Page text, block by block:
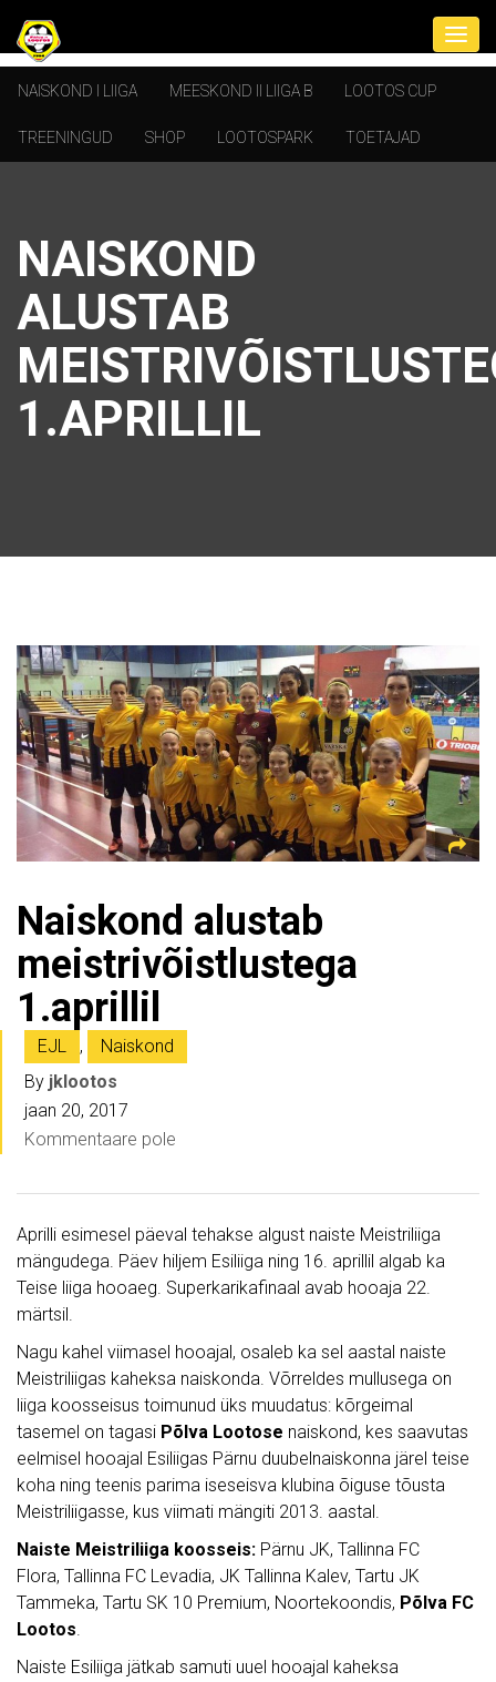
NAISKOND I LIIGA MEESKOND II LIIGA B LOOTOS CUP
TREENINGUD SHOP LOOTOSPARK TOETAJAD
NAISKOND
ALUSTAB
1.APRILLIL
Naiskond alustab
meistrivõistlustega
1.aprillil
EJL ,
Naiskond
By jklootos
jaan 20, 2017
Kommentaare pole
Aprilli esimesel päeval tehakse algust naiste Meistriliiga
mängudega. Päev hiljem Esiliiga ning 16. aprillil algab ka
Teise liiga hooaeg. Superkarikafinaal avab hooaja 22.
märtsil.
Nagu kahel viimasel hooajal, osaleb ka sel aastal naiste
Meistriliigas kaheksa naiskonda. Võrreldes mullusega on
liiga koosseisus toimunud üks muudatus: kõrgeimal
tasemel on tagasi Põlva Lootose naiskond, kes saavutas
eelmisel hooajal Esiliigas Pärnu duubelnaiskonna järel teise
koha ning teenis parima iseseisva klubina õiguse tõusta
Meistriliigasse, kus viimati mängiti 2013. aastal.
Naiste Meistriliiga koosseis: Pärnu JK, Tallinna FC
Flora, Tallinna FC Levadia, JK Tallinna Kalev, Tartu JK
Tammeka, Tartu SK 10 Premium, Noortekoondis, Põlva FC
Lootos.
Naiste Esiliiga jätkab samuti uuel hooajal kaheksa